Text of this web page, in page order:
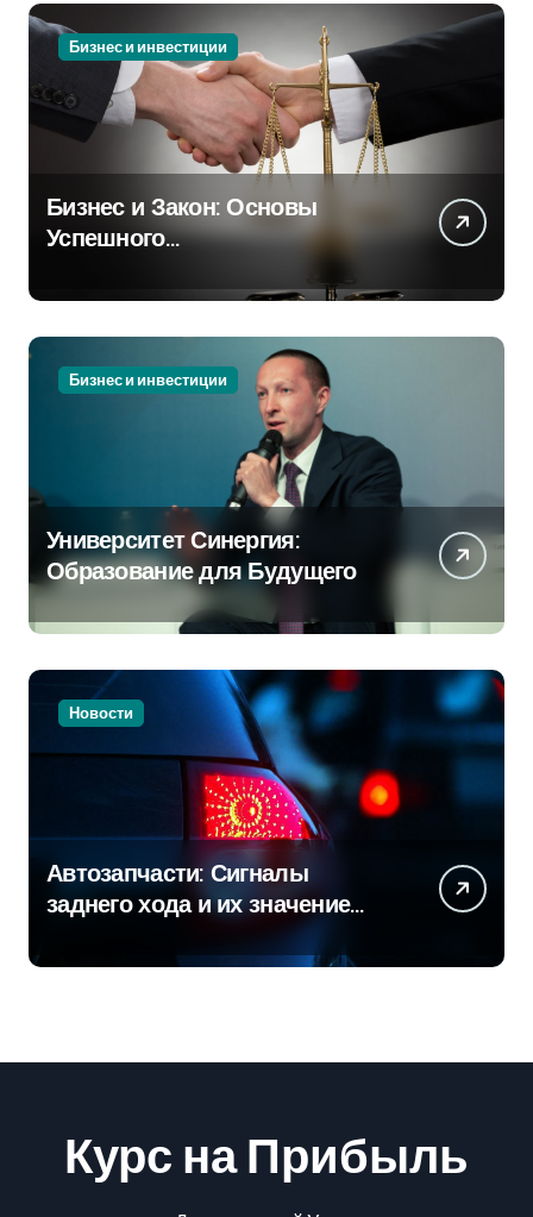
Бизнес и инвестиции
Бизнес и Закон: Основы
Успешного
Бизнес и инвестиции
Университет Синергия:
Образование для Будущего
Новости
Автозапчасти: Сигналы
заднего хода и их значение
для безопасности на дороге
Курс на Прибыль